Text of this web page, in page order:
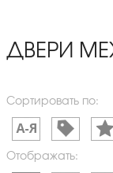
ДВЕРИ
Сортировать по:
Отображать: